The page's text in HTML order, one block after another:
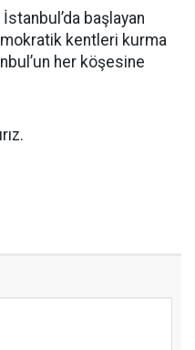
İstanbul’da başlayan
kentleri kurma
her köşesine